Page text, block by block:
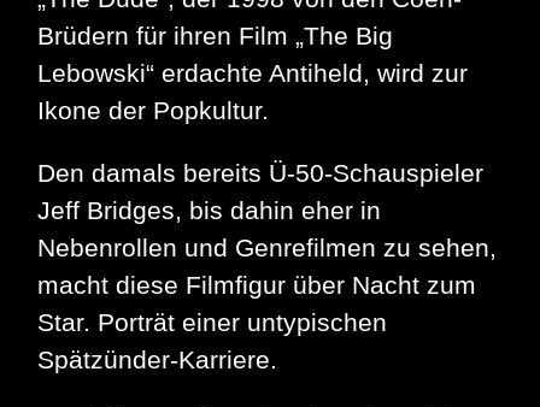
Brüdern für ihren Film „The Big
Lebowski“ erdachte Antiheld, wird zur
Ikone der Popkultur.
Den damals bereits Ü-50-Schauspieler
Jeff Bridges, bis dahin eher in
Nebenrollen und Genrefilmen zu sehen,
macht diese Filmfigur über Nacht zum
Star. Porträt einer untypischen
Spätzünder-Karriere.